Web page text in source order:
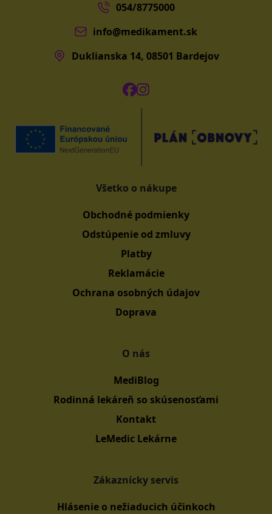
054/8775000
info@medikament.sk
Duklianska 14, 08501 Bardejov
Všetko o nákupe
Obchodné podmienky
Odstúpenie od zmluvy
Platby
Reklamácie
Ochrana osobných údajov
Doprava
O nás
MediBlog
Rodinná lekáreň so skúsenosťami
Kontakt
LeMedic Lekárne
Zákaznícky servis
Hlásenie o nežiaducich účinkoch